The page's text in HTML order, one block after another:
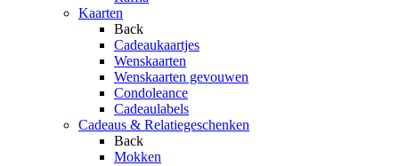
Kaarten
Back
Cadeaukaartjes
Wenskaarten
Wenskaarten gevouwen
Condoleance
Cadeaulabels
Cadeaus & Relatiegeschenken
Back
Mokken